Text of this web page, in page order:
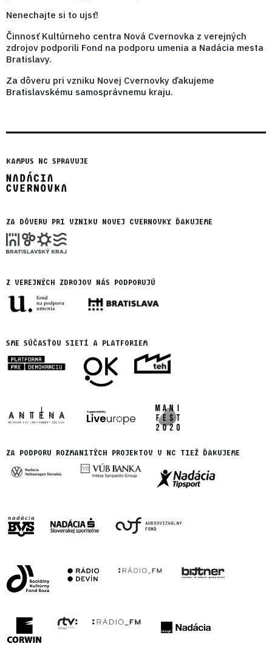
Nenechajte si to ujsť!
Činnosť Kultúrneho centra Nová Cvernovka z verejných
zdrojov podporili Fond na podporu umenia a Nadácia mesta
Bratislavy.
Za dôveru pri vzniku Novej Cvernovky ďakujeme
Bratislavskému samosprávnemu kraju.
KAMPUS NC SPRAVUJE
ZA DÔVERU PRI VZNIKU NOVEJ CVERNOVKY ĎAKUJEME
Z VEREJNÝCH ZDROJOV NÁS PODPORUJÚ
SME SÚČASŤOU SIETÍ A PLATFORIEM
ZA PODPORU ROZMANITÝCH PROJEKTOV V NC TIEŽ ĎAKUJEME